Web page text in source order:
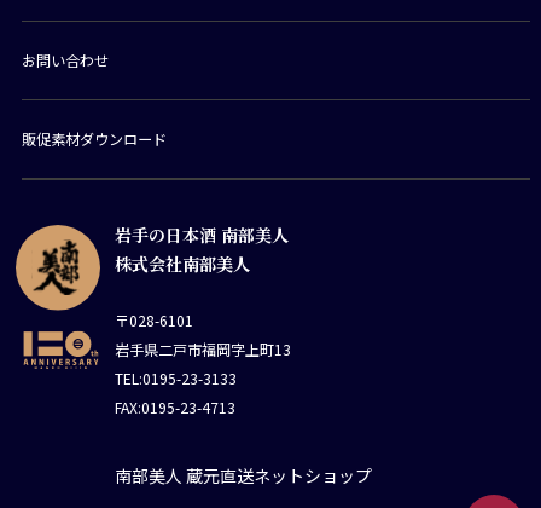
岩手の日本酒 南部美人
株式会社南部美人
〒028-6101
岩手県二戸市福岡字上町13
TEL:0195-23-3133
FAX:0195-23-4713
南部美人 蔵元直送ネットショップ
お問い合わせ
販促素材ダウンロード